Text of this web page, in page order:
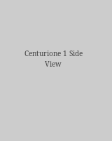
Centurione 1 Side
View